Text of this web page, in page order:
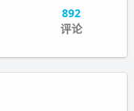
892
评论